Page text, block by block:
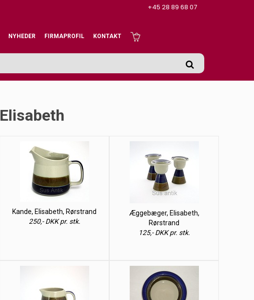
+45 28 89 68 07
NYHEDER FIRMAPROFIL KONTAKT
Kande, Elisabeth, Rørstrand
250,- DKK pr. stk.
Æggebæger, Elisabeth,
Rørstrand
125,- DKK pr. stk.